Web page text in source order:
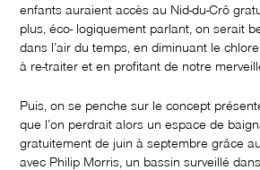
enfants auraient accès au Nid-du-Crô
plus, éco- logiquement parlant, on serait
dans l’air du temps, en diminuant le
à re-traiter et en profitant de notre
Puis, on se penche sur le concept
que l’on perdrait alors un espace de
gratuitement de juin à septembre grâce
avec Philip Morris, un bassin surveillé